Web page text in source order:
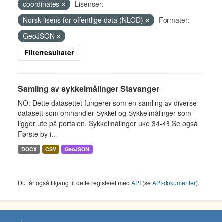
coordinates
Lisenser:
Norsk lisens for offentlige data (NLOD)
Formater:
GeoJSON
Filterresultater
Samling av sykkelmålinger Stavanger
NO: Dette datasettet fungerer som en samling av diverse
datasett som omhandler Sykkel og Sykkelmålinger som
ligger ute på portalen. Sykkelmålinger uke 34-43 Se også
Første by i...
DOCX CSV GeoJSON
Du får også tilgang til dette registeret med API (seAPI-dokumenter).